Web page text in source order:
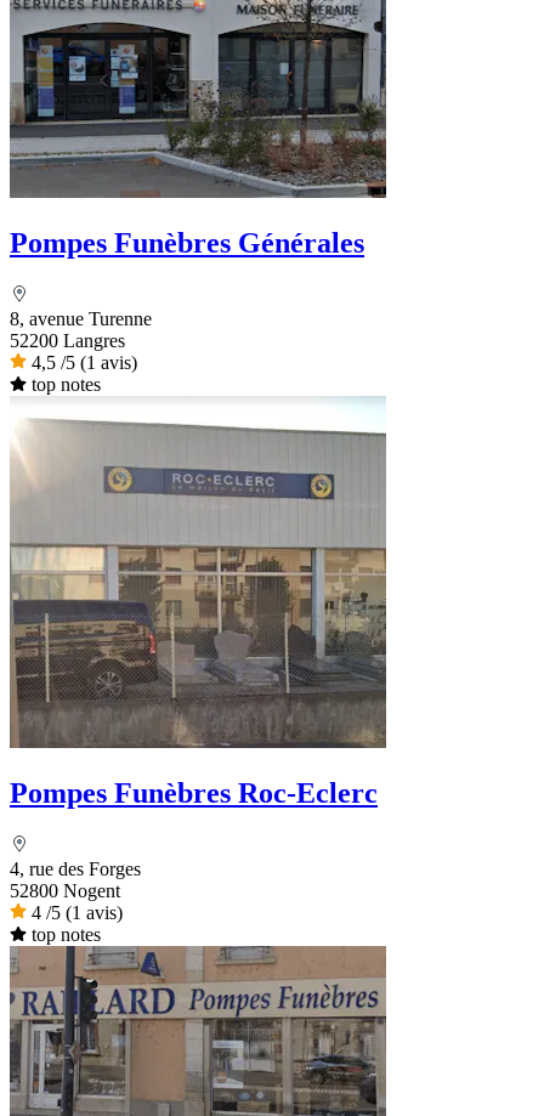
Pompes Funèbres Générales
8, avenue Turenne
52200 Langres
4,5 /5 (1 avis)
top notes
Pompes Funèbres Roc-Eclerc
4, rue des Forges
52800 Nogent
4 /5 (1 avis)
top notes